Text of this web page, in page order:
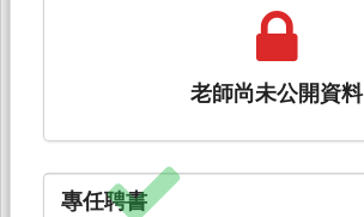
老師尚未公開資料
專任聘書